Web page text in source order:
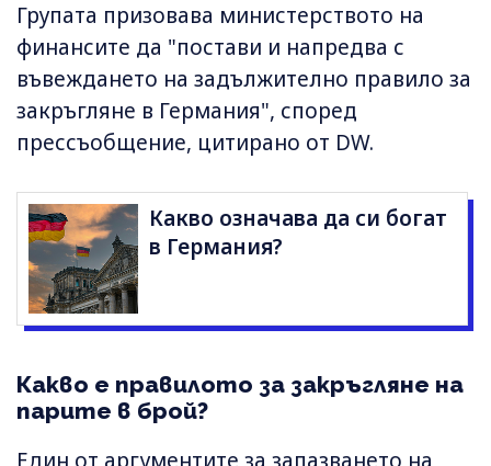
Групата призовава министерството на
финансите да "постави и напредва с
въвеждането на задължително правило за
закръгляне в Германия", според
прессъобщение, цитирано от DW.
Какво означава да си богат
в Германия?
Какво е правилото за закръгляне на
парите в брой?